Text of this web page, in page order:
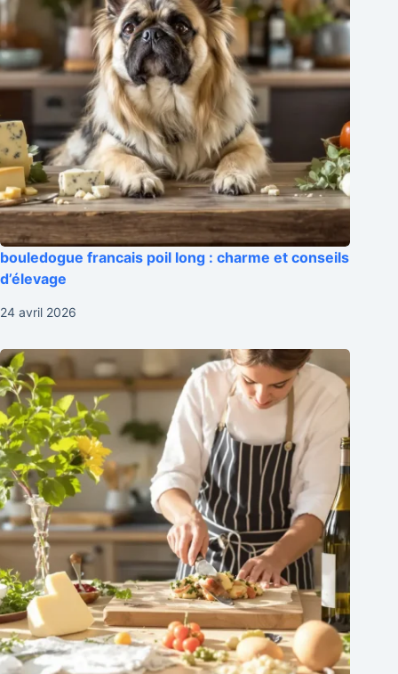
bouledogue francais poil long : charme et conseils
d’élevage
24 avril 2026